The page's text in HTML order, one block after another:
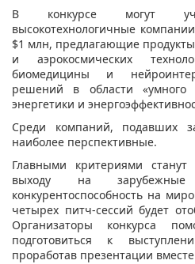
В конкурсе могут
высокотехнологичные
$1 млн, предлагающие
и аэрокосмических
биомедицины и
решений в области «умного
энергетики и
Среди компаний, подавших
наиболее перспективные.
Главными критериями станут
выходу на
конкурентоспособность на
четырех питч-сессий будет
Организаторы конкурса
подготовиться к
проработав презентации